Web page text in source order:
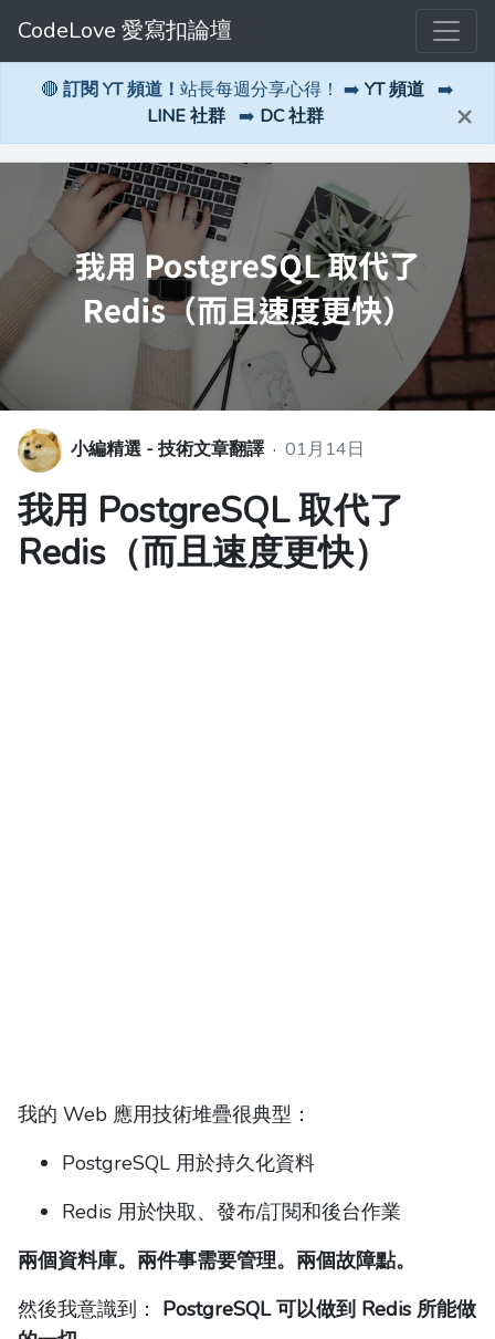
CodeLove 愛寫扣論壇
🔴 訂閱 YT 頻道！ 站長每週分享心得！ ➡️ YT 頻道 ➡️
LINE 社群 ➡️ DC 社群 ×
小編精選 - 技術文章翻譯 · 01月14日
我用 PostgreSQL 取代了
Redis（而且速度更快）
我的 Web 應用技術堆疊很典型：
PostgreSQL 用於持久化資料
Redis 用於快取、發布/訂閱和後台作業
兩個資料庫。兩件事需要管理。兩個故障點。
然後我意識到： PostgreSQL 可以做到 Redis 所能做